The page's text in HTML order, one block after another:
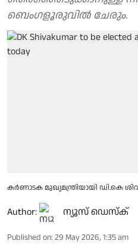
ബെംഗളൂരുവിൽ ചേരും.
കർണാടക മുഖ്യമന്ത്രിയായി ഡി.കെ
Author: ന്യൂസ് ഡെസ്ക്
Published on: 29 May 2026, 1:35 am